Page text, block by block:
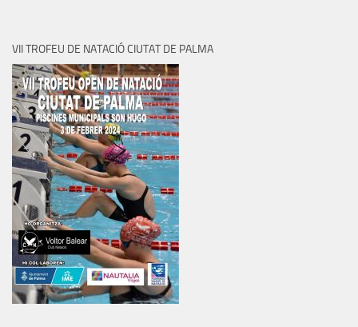
VII TROFEU DE NATACIÓ CIUTAT DE PALMA